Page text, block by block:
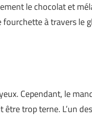
le chocolat et
à travers le
Cependant, le
trop terne. L’un